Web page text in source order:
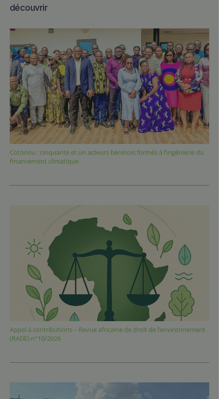
découvrir
Cotonou : cinquante et un acteurs béninois formés à l’ingénierie du
financement climatique
Appel à contributions – Revue africaine de droit de l’environnement
(RADE) n°10/2026